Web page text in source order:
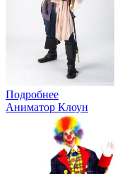
Подробнее
Аниматор Клоун